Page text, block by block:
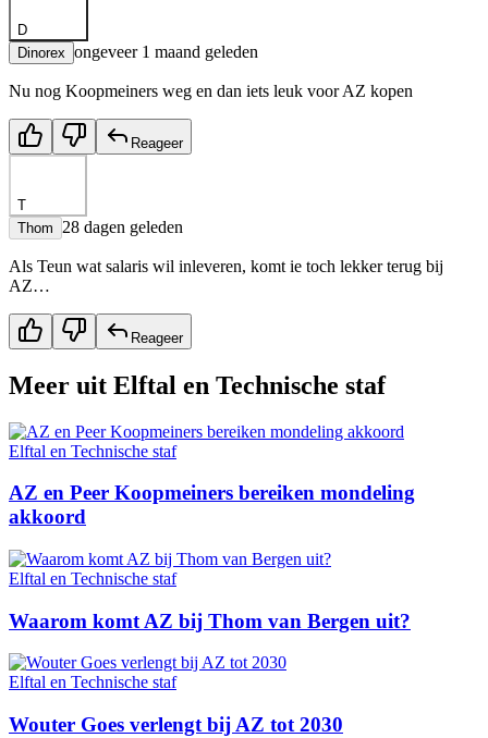
D
Dinorex ongeveer 1 maand geleden
Nu nog Koopmeiners weg en dan iets leuk voor AZ kopen
Reageer
T
Thom
28 dagen geleden
Als Teun wat salaris wil inleveren, komt ie toch lekker terug bij
AZ…
Reageer
Meer uit Elftal en Technische staf
Elftal en Technische staf
AZ en Peer Koopmeiners bereiken mondeling
akkoord
Elftal en Technische staf
Waarom komt AZ bij Thom van Bergen uit?
Elftal en Technische staf
Wouter Goes verlengt bij AZ tot 2030